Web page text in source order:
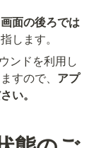
画面の後ろでは
します。
ンドを利用し
すので、 アプ
い。